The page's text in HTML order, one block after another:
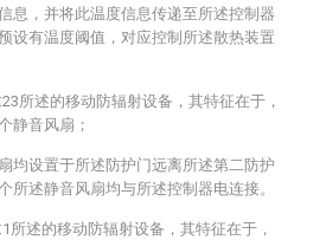
息，并将此温度信息传递至所述控制器
设有温度阈值，对应控制所述散热装置
所述的移动防辐射设备，其特征在于，
静音风扇；
均设置于所述防护门远离所述第二防护
所述静音风扇均与所述控制器电连接。
所述的移动防辐射设备，其特征在于，